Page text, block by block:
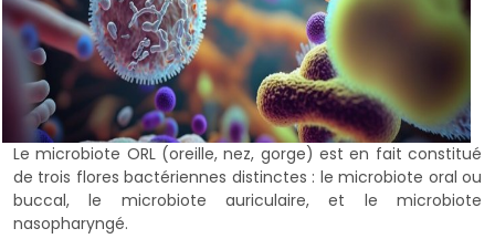
Le microbiote ORL (oreille, nez, gorge) est en fait constitué
de trois flores bactériennes distinctes : le microbiote oral ou
buccal, le microbiote auriculaire, et le microbiote
nasopharyngé.